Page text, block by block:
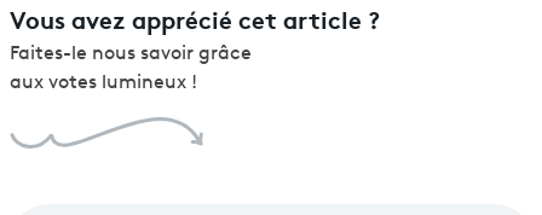
Vous avez apprécié cet article ?
Faites-le nous savoir grâce
aux votes lumineux !